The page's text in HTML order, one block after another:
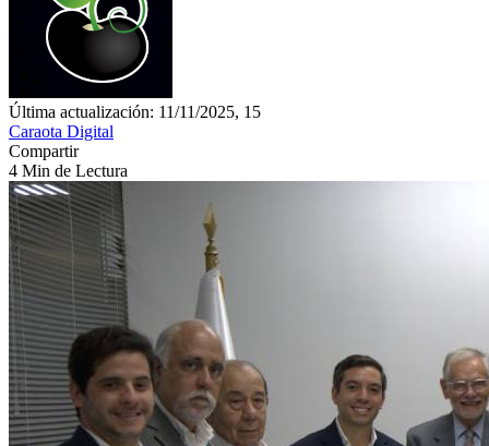
Última actualización: 11/11/2025, 15
Caraota Digital
Compartir
4 Min de Lectura